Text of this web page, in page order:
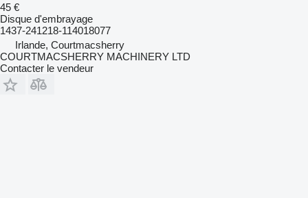
45 €
Disque d'embrayage
1437-241218-114018077
Irlande, Courtmacsherry
COURTMACSHERRY MACHINERY LTD
Contacter le vendeur